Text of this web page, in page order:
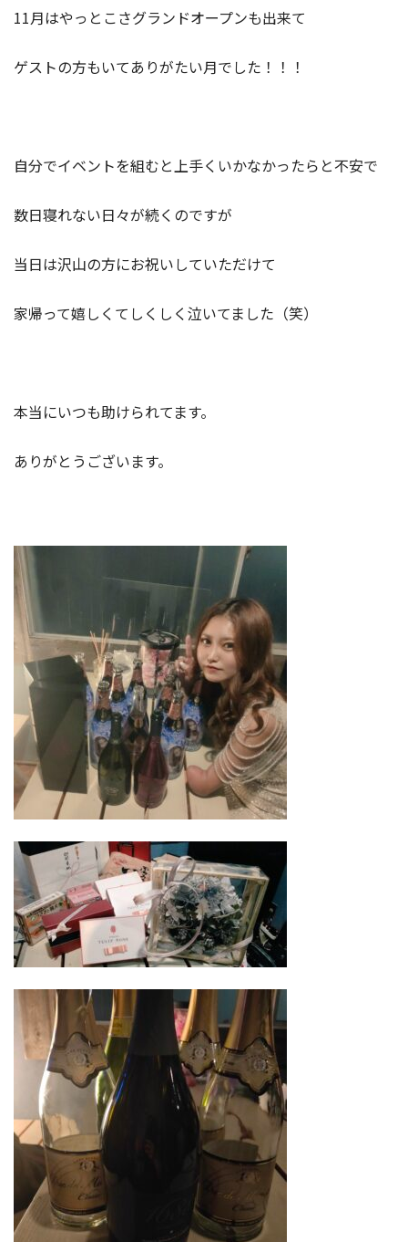
11月はやっとこさグランドオープンも出来て
ゲストの方もいてありがたい月でした！！！
自分でイベントを組むと上手くいかなかったらと不安で
数日寝れない日々が続くのですが
当日は沢山の方にお祝いしていただけて
家帰って嬉しくてしくしく泣いてました（笑）
本当にいつも助けられてます。
ありがとうございます。